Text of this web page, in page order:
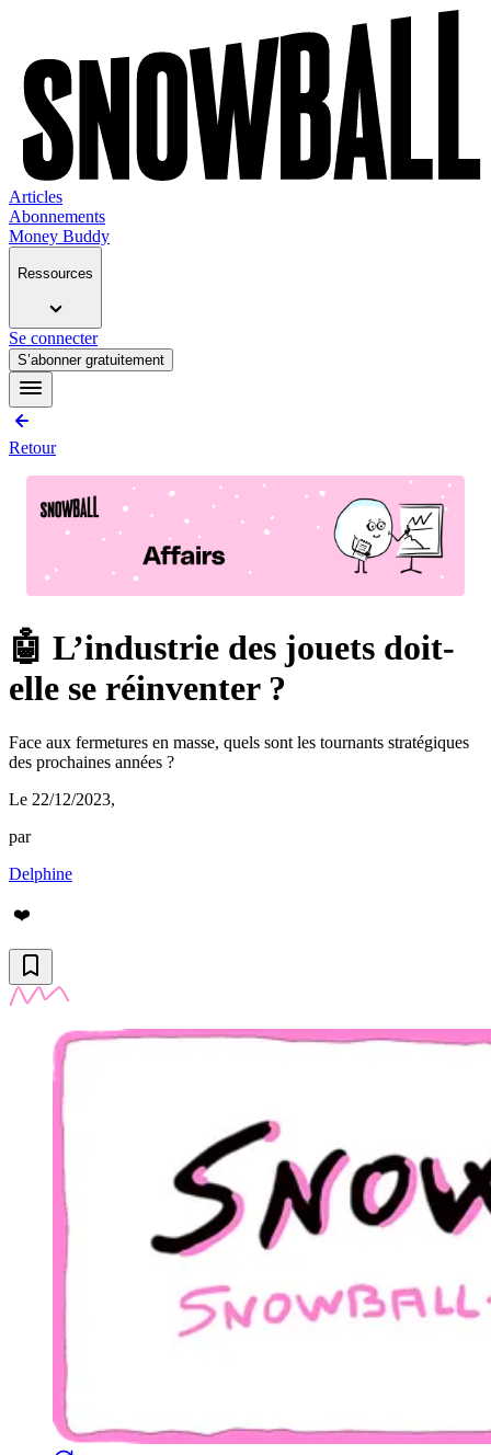
Articles
Abonnements
Money Buddy
Ressources
Se connecter
S’abonner gratuitement
Retour
🤖 L’industrie des jouets doit-
elle se réinventer ?
Face aux fermetures en masse, quels sont les tournants stratégiques
des prochaines années ?
Le 22/12/2023,
par
Delphine
❤️